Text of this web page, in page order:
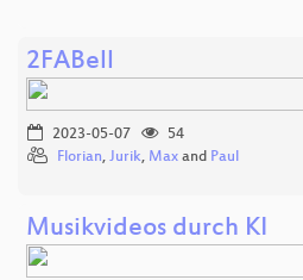
2FABell
2023-05-07
54
Florian, Jurik, Max and Paul
Musikvideos durch KI